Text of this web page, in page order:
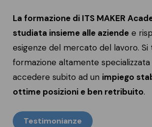
La formazione di ITS MAKER
studiata insieme alle aziende e
esigenze del mercato del lavoro. Si
formazione altamente
accedere subito ad un impiego
ottime posizioni e ben retribuito.
Testimonianze